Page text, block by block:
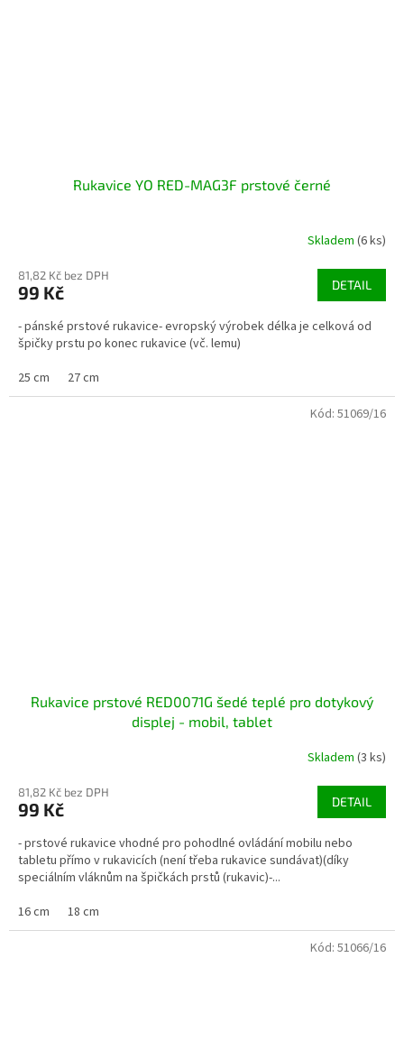
Rukavice YO RED-MAG3F prstové černé
Skladem (6 ks)
81,82 Kč bez DPH
99 Kč DETAIL
- pánské prstové rukavice- evropský výrobek délka je celková od
špičky prstu po konec rukavice (vč. lemu)
25 cm
27 cm
Rukavice prstové RED0071G šedé teplé pro dotykový
displej - mobil, tablet
Skladem (3 ks)
81,82 Kč bez DPH
99 Kč DETAIL
- prstové rukavice vhodné pro pohodlné ovládání mobilu nebo
tabletu přímo v rukavicích (není třeba rukavice sundávat)(díky
speciálním vláknům na špičkách prstů (rukavic)-...
16 cm
18 cm
Kód: 51069/16
Kód: 51066/16